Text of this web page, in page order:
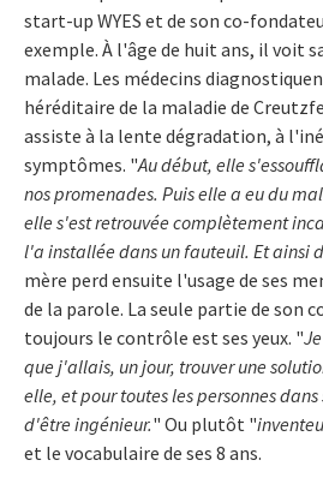
start-up WYES et de son co-
exemple. À l'âge de huit ans, il voit
malade. Les médecins
héréditaire de la maladie de
assiste à la lente dégradation, à
symptômes. "Au début, elle
nos promenades. Puis elle a eu du
elle s'est retrouvée complètement
l'a installée dans un fauteuil. Et ainsi
mère perd ensuite l'usage de ses
de la parole. La seule partie de son
toujours le contrôle est ses yeux. "
que j'allais, un jour, trouver une
elle, et pour toutes les personnes
d'être ingénieur." Ou plutôt "
et le vocabulaire de ses 8 ans.